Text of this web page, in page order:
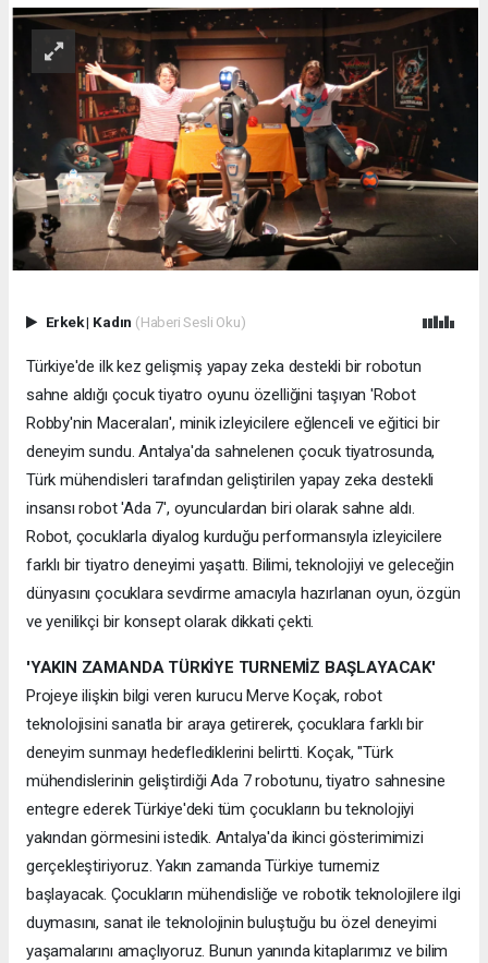
Erkek| Kadın (Haberi Sesli Oku)
Türkiye'de ilk kez gelişmiş yapay zeka destekli bir robotun
sahne aldığı çocuk tiyatro oyunu özelliğini taşıyan 'Robot
Robby'nin Maceraları', minik izleyicilere eğlenceli ve eğitici bir
deneyim sundu. Antalya'da sahnelenen çocuk tiyatrosunda,
Türk mühendisleri tarafından geliştirilen yapay zeka destekli
insansı robot 'Ada 7', oyunculardan biri olarak sahne aldı.
Robot, çocuklarla diyalog kurduğu performansıyla izleyicilere
farklı bir tiyatro deneyimi yaşattı. Bilimi, teknolojiyi ve geleceğin
dünyasını çocuklara sevdirme amacıyla hazırlanan oyun, özgün
ve yenilikçi bir konsept olarak dikkati çekti.
'YAKIN ZAMANDA TÜRKİYE TURNEMİZ BAŞLAYACAK'
Projeye ilişkin bilgi veren kurucu Merve Koçak, robot
teknolojisini sanatla bir araya getirerek, çocuklara farklı bir
deneyim sunmayı hedeflediklerini belirtti. Koçak, "Türk
mühendislerinin geliştirdiği Ada 7 robotunu, tiyatro sahnesine
entegre ederek Türkiye'deki tüm çocukların bu teknolojiyi
yakından görmesini istedik. Antalya'da ikinci gösterimimizi
gerçekleştiriyoruz. Yakın zamanda Türkiye turnemiz
başlayacak. Çocukların mühendisliğe ve robotik teknolojilere ilgi
duymasını, sanat ile teknolojinin buluştuğu bu özel deneyimi
yaşamalarını amaçlıyoruz. Bunun yanında kitaplarımız ve bilim